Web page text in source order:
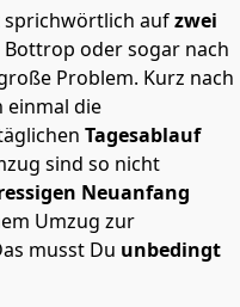
sprichwörtlich aufzwei
oder sogar nach
Problem. Kurz nach
einmal die
Tagesablauf
sind so nicht
Neuanfang
Umzug zur
musst Du unbedingt